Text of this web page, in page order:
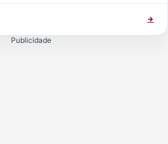
→
Publicidade